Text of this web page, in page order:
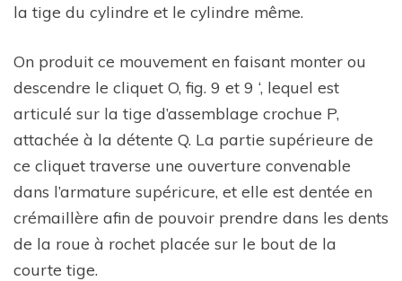
la tige du cylindre et le cylindre même.
On produit ce mouvement en faisant monter ou
descendre le cliquet O, fig. 9 et 9 ‘, lequel est
articulé sur la tige d’assemblage crochue P,
attachée à la détente Q. La partie supérieure de
ce cliquet traverse une ouverture convenable
dans l’armature supéricure, et elle est dentée en
crémaillère afin de pouvoir prendre dans les dents
de la roue à rochet placée sur le bout de la
courte tige.